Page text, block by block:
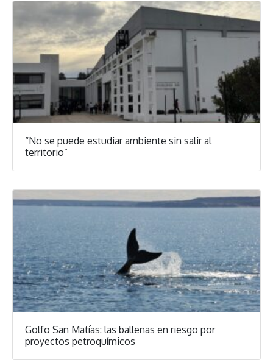
“No se puede estudiar ambiente sin salir al
territorio”
Golfo San Matías: las ballenas en riesgo por
proyectos petroquímicos